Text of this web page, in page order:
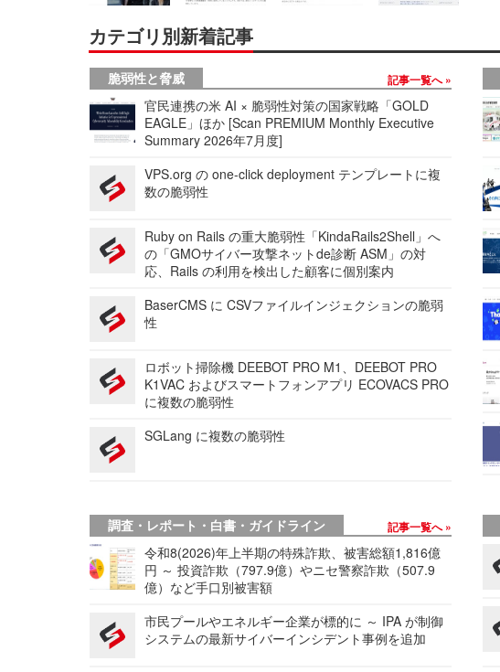
カテゴリ別新着記事
脆弱性と脅威 記事一覧へ
官民連携の米 AI × 脆弱性対策の国家戦略「GOLD
EAGLE」ほか [Scan PREMIUM Monthly Executive
Summary 2026年7月度]
VPS.org の one-click deployment テンプレートに複
数の脆弱性
Ruby on Rails の重大脆弱性「KindaRails2Shell」へ
の「GMOサイバー攻撃ネットde診断 ASM」の対
応、Rails の利用を検出した顧客に個別案内
BaserCMS に CSVファイルインジェクションの脆弱
性
ロボット掃除機 DEEBOT PRO M1、DEEBOT PRO
K1VAC およびスマートフォンアプリ ECOVACS PRO
に複数の脆弱性
SGLang に複数の脆弱性
調査・レポート・白書・ガイドライン 記事一覧へ
令和8(2026)年上半期の特殊詐欺、被害総額1,816億
円 ～ 投資詐欺（797.9億）やニセ警察詐欺（507.9
億）など手口別被害額
市民プールやエネルギー企業が標的に ～ IPA が制御
システムの最新サイバーインシデント事例を追加